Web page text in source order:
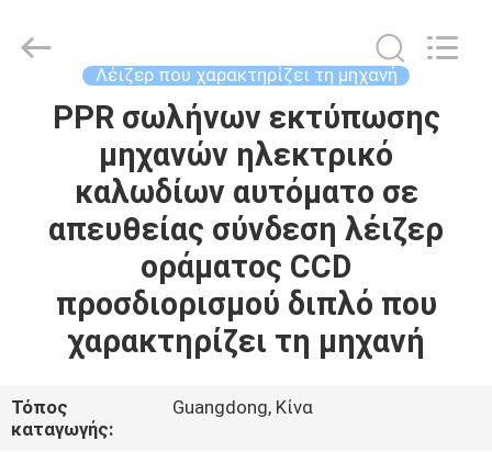
ΣΠΊΤΙ
ΠΡΟΪΌΝΤΑ
ΣΧΕΤΙΚΆ
ΕΜΆΣ
Company
Limited.
Λέιζερ που χαρακτηρίζει τη μηχανή
PPR σωλήνων εκτύπωσης
μηχανών ηλεκτρικό
καλωδίων αυτόματο σε
απευθείας σύνδεση λέιζερ
οράματος CCD
προσδιορισμού διπλό που
χαρακτηρίζει τη μηχανή
Τόπος
καταγωγής:
Guangdong, Κίνα